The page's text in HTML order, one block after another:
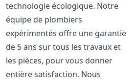
technologie écologique. Notre
équipe de plombiers
expérimentés offre une garantie
de 5 ans sur tous les travaux et
les pièces, pour vous donner
entière satisfaction. Nous